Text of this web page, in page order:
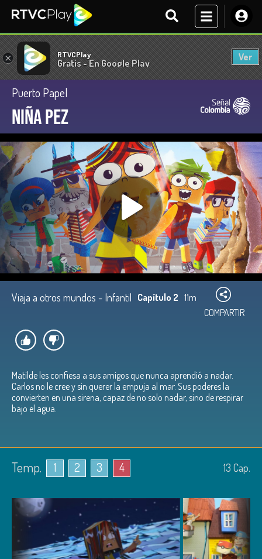
× RTVCPlay
Gratis - En Google Play
Ver
Puerto Papel
Niña pez
Viaja a otros mundos - Infantil Capítulo 2 11m
COMPARTIR
Matilde les confiesa a sus amigos que nunca aprendió a nadar.
Carlos no le cree y sin querer la empuja al mar. Sus poderes la
convierten en una sirena, capaz de no solo nadar, sino de respirar
bajo el agua.
Temp. 1 2 3 4 13 Cap.